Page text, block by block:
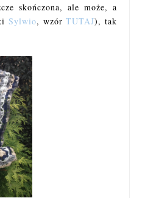
skończona, ale może, a
Sylwio, wzórTUTAJ), tak